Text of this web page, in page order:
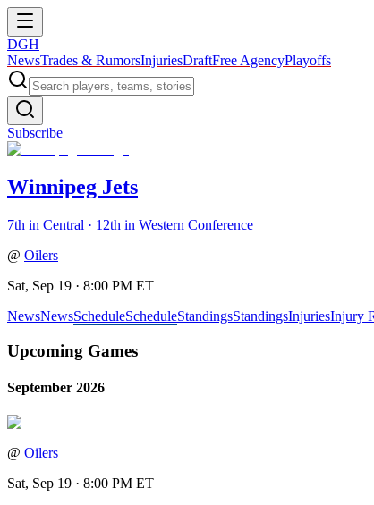
DGH
NewsTrades & RumorsInjuriesDraftFree AgencyPlayoffs
Subscribe
Winnipeg Jets
7th in Central · 12th in Western Conference
@ Oilers
Sat, Sep 19 · 8:00 PM ET
NewsNewsScheduleScheduleStandingsStandingsInjuriesInjury
Upcoming Games
September 2026
@ Oilers
Sat, Sep 19 · 8:00 PM ET